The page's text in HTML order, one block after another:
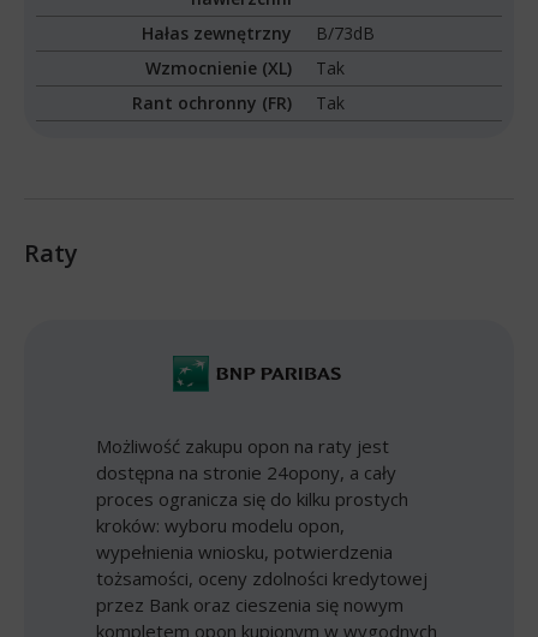
Hałas zewnętrzny
B/73dB
Wzmocnienie (XL)
Tak
Rant ochronny (FR)
Tak
Raty
Możliwość zakupu opon na raty jest
dostępna na stronie 24opony, a cały
proces ogranicza się do kilku prostych
kroków: wyboru modelu opon,
wypełnienia wniosku, potwierdzenia
tożsamości, oceny zdolności kredytowej
przez Bank oraz cieszenia się nowym
kompletem opon kupionym w wygodnych